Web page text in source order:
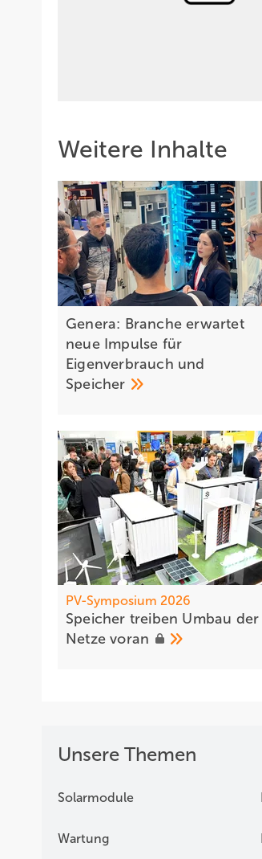
Weitere Inhalte
Genera: Branche erwartet
neue Impulse für
Eigenverbrauch und
Speicher
PV-Symposium 2026
Sp eicher treiben Umbau der
Netzevoran
Unsere Themen
Solarmodule
Wartung